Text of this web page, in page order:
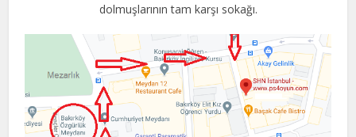
dolmuşlarının tam karşı sokağı.